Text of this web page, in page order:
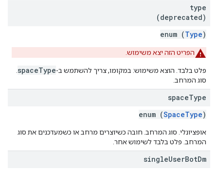
type
(deprecated)
enum (Type)
הפריט הזה יצא משימוש.
פלט בלבד. הוצא משימוש: במקומו, צריך להשתמש ב-spaceType
סוג המרחב.
spaceType
enum (SpaceType)
אופציונלי. סוג המרחב. חובה כשיוצרים מרחב או כשמעדכנים את סוג
המרחב. פלט בלבד לשימוש אחר.
singleUserBotDm